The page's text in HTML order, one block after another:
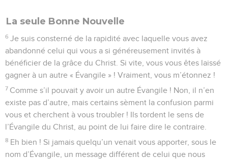
La seule Bonne Nouvelle
6 Je suis consterné de la rapidité avec laquelle vous avez
abandonné celui qui vous a si généreusement invités à
bénéficier de la grâce du Christ. Si vite, vous vous êtes laissé
gagner à un autre « Évangile » ! Vraiment, vous m’étonnez !
7 Comme s’il pouvait y avoir un autre Évangile ! Non, il n’en
existe pas d’autre, mais certains sèment la confusion parmi
vous et cherchent à vous troubler ! Ils tordent le sens de
l’Évangile du Christ, au point de lui faire dire le contraire.
8 Eh bien ! Si jamais quelqu’un venait vous apporter, sous le
nom d’Évangile, un message différent de celui que nous